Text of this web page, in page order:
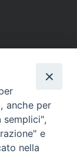
per il 25°
di
Manna
anche per
semplici",
e
nella